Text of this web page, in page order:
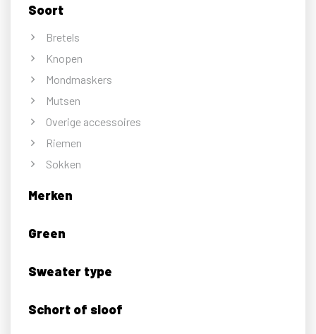
Soort
Bretels
Knopen
Mondmaskers
Mutsen
Overige accessoires
Riemen
Sokken
Merken
Green
Sweater type
Schort of sloof